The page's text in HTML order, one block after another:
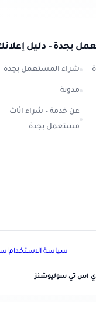
بجدة - دليل
شراء المستعمل بجدة
مدونة
عن خدمة – شراء اثاث
مستعمل بجدة
سياسة الاستخدام
اس تي سوليوشنز